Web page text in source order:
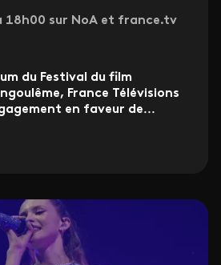
18h00 sur NoA et france.tv
du Festival du film
France Télévisions
en faveur de...